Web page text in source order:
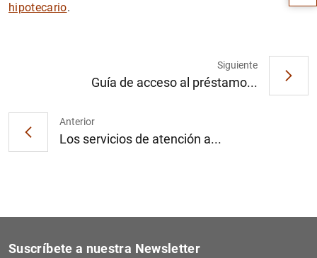
hipotecario.
Anterior
Los servicios de atención a...
Siguiente
Guía de acceso al préstamo...
Suscríbete a nuestra Newsletter